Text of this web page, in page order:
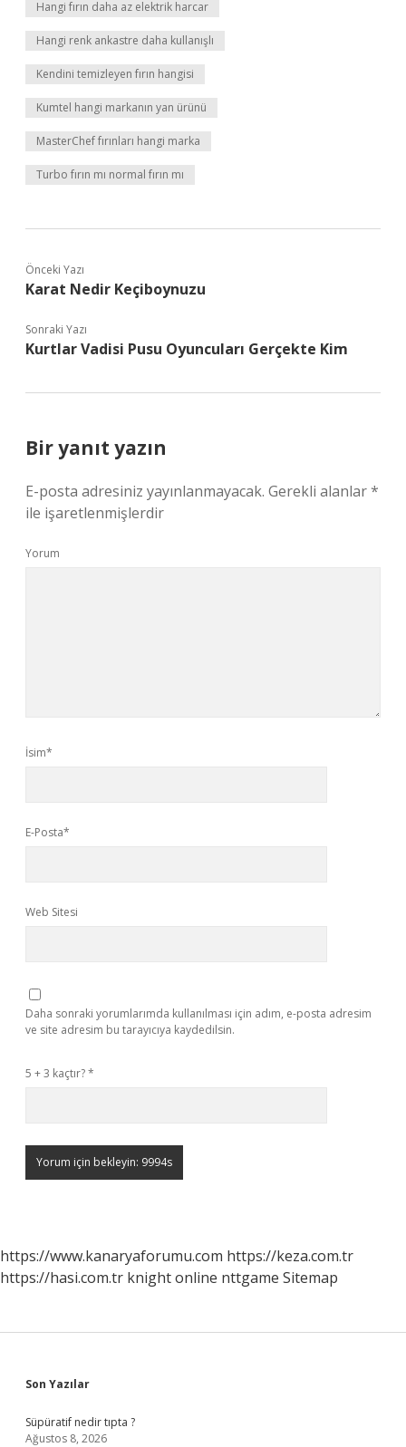
Hangi fırın daha az elektrik harcar
Hangi renk ankastre daha kullanışlı
Kendini temizleyen fırın hangisi
Kumtel hangi markanın yan ürünü
MasterChef fırınları hangi marka
Turbo fırın mı normal fırın mı
Önceki Yazı
Karat Nedir Keçiboynuzu
Sonraki Yazı
Kurtlar Vadisi Pusu Oyuncuları Gerçekte Kim
Bir yanıt yazın
E-posta adresiniz yayınlanmayacak. Gerekli alanlar*
ile işaretlenmişlerdir
Yorum
İsim*
E-Posta*
Web Sitesi
Daha sonraki yorumlarımda kullanılması için adım, e-posta adresim
ve site adresim bu tarayıcıya kaydedilsin.
5 + 3 kaçtır?*
https://www.kanaryaforumu.com https://keza.com.tr
https://hasi.com.tr knight online nttgame Sitemap
Sidebar
Son Yazılar
Süpüratif nedir tıpta ?
Ağustos 8, 2026